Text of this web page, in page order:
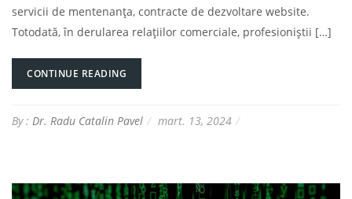
servicii de mentenanța, contracte de dezvoltare website.
Totodată, în derularea relațiilor comerciale, profesioniștii […]
CONTINUE READING
By : Dr. Radu Catalin Pavel mart. 13, 2024